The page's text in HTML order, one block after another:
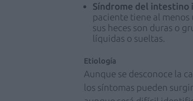
Síndrome del intestino
paciente tiene al
sus heces son duras o
líquidas o sueltas.
Etiología
Aunque se desconoce la
los síntomas pueden